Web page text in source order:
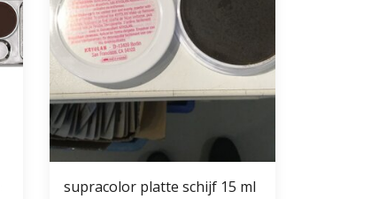
supracolor platte schijf 15 ml